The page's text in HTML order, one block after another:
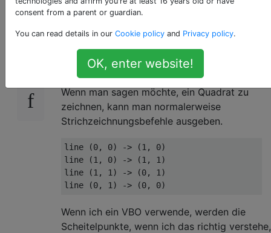
10
Nach meinem Grundverständnis funktioniert
ein Vertex-Pufferobjekt ungefähr so ​​
(Pseudocode):
Wenn man sagen möchte, ein Quadrat zu
zeichnen, kann man normalerweise
Strichzeichnungsbefehle ausgeben.
line (0, 0) -> (1, 0)
line (1, 0) -> (1, 1)
line (1, 1) -> (0, 1)
Wenn ich ein VBO verwende, werden die
Scheitelpunkte, wenn ich das richtig verstehe,
consent from a parent or guardian.
You can read details in our Cookie policy and Privacy policy.
OK, enter website!